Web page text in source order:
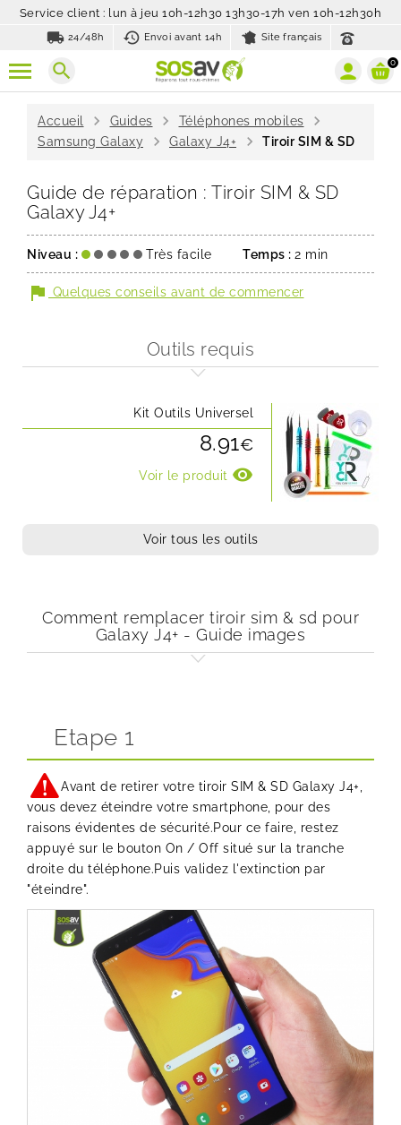
Service client : lun à jeu 10h-12h30 13h30-17h ven 10h-12h30h
local_shipping 24/48h history_toggle_off
Envoi avant 14h Site français
search 0
Accueil chevron_right Guides chevron_right Téléphones mobiles chevron_right
Samsung Galaxy chevron_right Galaxy J4+ chevron_right Tiroir SIM & SD
Guide de réparation : Tiroir SIM & SD
Galaxy J4+
Niveau : Très facile Temps : 2 min
flag Quelques conseils avant de commencer
Outils requis
Kit Outils Universel
8.91€
Voir le produit visibility
Voir tous les outils
Comment remplacer tiroir sim & sd pour
Galaxy J4+ - Guide images
Etape 1
Avant de retirer votre tiroir SIM & SD Galaxy J4+,
vous devez éteindre votre smartphone, pour des
raisons évidentes de sécurité.Pour ce faire, restez
appuyé sur le bouton On / Off situé sur la tranche
droite du téléphone.Puis validez l'extinction par
"éteindre".